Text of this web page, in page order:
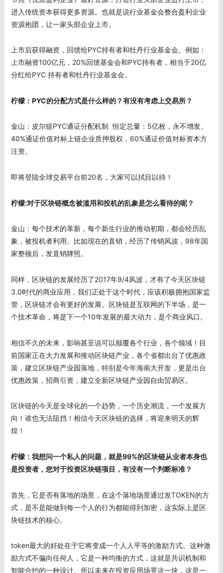
进入传统资本获得更多资源。也就是说行业基金会整合盈利企业
资源抱团，让一家头部企业上市。
上市后获得融资，回馈给PYC持有者和牡丹行业基金会。例如：
上市融资100亿元，20%回馈基金会和PYC持有者，相当于20亿
分红给PYC 持有者和牡丹行业基金会。
柠檬：PYC的分配方式是什么样的？有没有考虑上交易所？
金山：皮尔链PYC通证分配机制 恒定总量：5亿枚，永不增发。
40%通证价值对标上链企业质押股权，60%通证价值对标资本方
注资。
即将登陆全球交易平台前20名，大家可以拭目以待！
柠檬:对于区块链概念被滥用和投机的乱象是怎么看待的呢？
金山：每个技术的革新，每个新生行业的推动初期，都会经历乱
象，被投机者利用。比如现在的直销，经历了传销风波，98年国
家整顿后，发直销牌照。
同样，区块链的发展经历了2017年9/4风波，才有了今天区块链
3.0时代的商业应用，我们正处于这个时代，应该积极拥抱国家监
管，区块链才会有更好的发展。区块链是互联网的下半场，是一
个技术革命，将是下一个10年发展的最大动力，是个商业风口。
相信不久的未来，影响甚至说可以颠覆各个行业，各个领域！目
前国家正在大力发展和推动区块链产业，各个省都出台了优惠政
策，建立区块链产业园落地，特别是今年海南大开发，更是出台
优惠政策，招商引资，建立全新区块链产业园自由贸易区。
区块链的今天是全球化的一个趋势，一个历史潮流，一个发展方
向！谁也无法阻挡！相信今天区块链的选择，将迎来明天的辉
煌！
柠檬：我想问一个私人的问题，就是99%的区块链从业者本身也
是投资者，您对于投资区块链项目，有没有一个判断标准？
首先，它是否有落地的场景，在这个落地场景通过发TOKEN的方
式，是不是能做到每一个人的行为都能得到加密，这实际上是区
块链技术的核心。
token最大的好处在于它将变成一个人人平等的激励方式。这种激
励方式不偏向任何人，它是一种均衡的方式，这就是共识机制和
智能合约的一种设计。所以未来在投资应用场景这一块，这是一